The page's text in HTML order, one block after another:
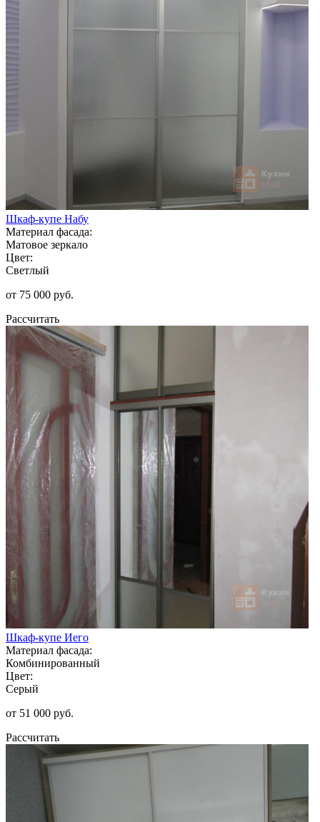
Шкаф-купе Набу
Материал фасада:
Матовое зеркало
Цвет:
Светлый
от 75 000 руб.
Рассчитать
Шкаф-купе Иего
Материал фасада:
Комбинированный
Цвет:
Серый
от 51 000 руб.
Рассчитать